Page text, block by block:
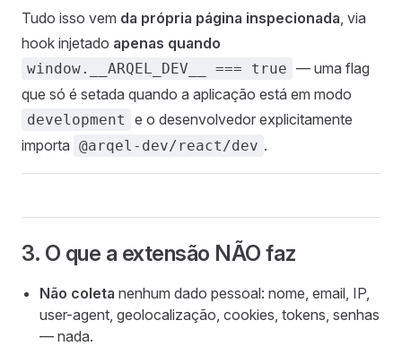
Tudo isso vem da própria página inspecionada, via
hook injetado apenas quando
window.__ARQEL_DEV__ === true — uma flag
que só é setada quando a aplicação está em modo
development
e o desenvolvedor explicitamente
importa @arqel-dev/react/dev .
3. O que a extensão NÃO faz
Não coleta nenhum dado pessoal: nome, email, IP,
user-agent, geolocalização, cookies, tokens, senhas
— nada.